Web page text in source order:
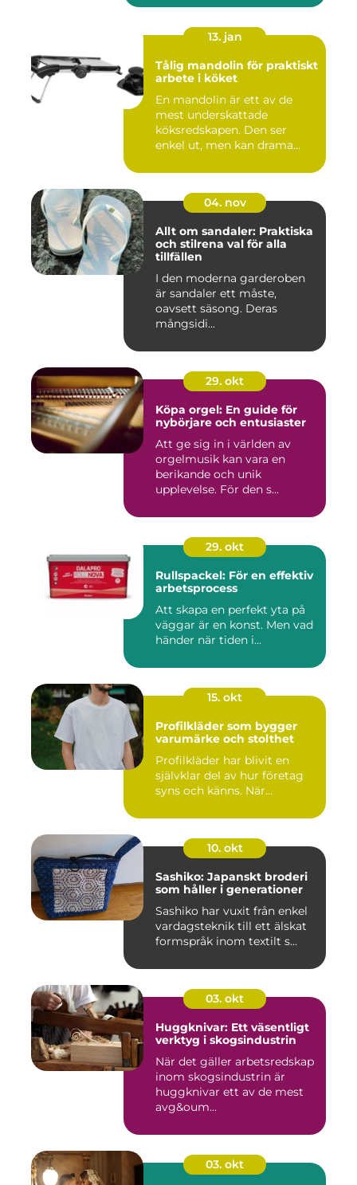
13. jan
Tålig mandolin för praktiskt
arbete i köket
En mandolin är ett av de
mest underskattade
köksredskapen. Den ser
enkel ut, men kan drama...
04. nov
Allt om sandaler: Praktiska
och stilrena val för alla
tillfällen
I den moderna garderoben
är sandaler ett måste,
oavsett säsong. Deras
mångsidi...
29. okt
Köpa orgel: En guide för
nybörjare och entusiaster
Att ge sig in i världen av
orgelmusik kan vara en
berikande och unik
upplevelse. För den s...
29. okt
Rullspackel: För en effektiv
arbetsprocess
Att skapa en perfekt yta på
väggar är en konst. Men vad
händer när tiden i...
15. okt
Profilkläder som bygger
varumärke och stolthet
Profilkläder har blivit en
självklar del av hur företag
syns och känns. När...
10. okt
Sashiko: Japanskt broderi
som håller i generationer
Sashiko har vuxit från enkel
vardagsteknik till ett älskat
formspråk inom textilt s...
03. okt
Huggknivar: Ett väsentligt
verktyg i skogsindustrin
När det gäller arbetsredskap
inom skogsindustrin är
huggknivar ett av de mest
avg&oum...
03. okt